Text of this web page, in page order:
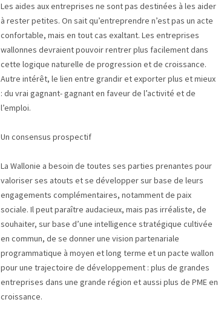
Les aides aux entreprises ne sont pas destinées à les aider
à rester petites. On sait qu’entreprendre n’est pas un acte
confortable, mais en tout cas exaltant. Les entreprises
wallonnes devraient pouvoir rentrer plus facilement dans
cette logique naturelle de progression et de croissance.
Autre intérêt, le lien entre grandir et exporter plus et mieux
: du vrai gagnant- gagnant en faveur de l’activité et de
l’emploi.
Un consensus prospectif
La Wallonie a besoin de toutes ses parties prenantes pour
valoriser ses atouts et se développer sur base de leurs
engagements complémentaires, notamment de paix
sociale. Il peut paraître audacieux, mais pas irréaliste, de
souhaiter, sur base d’une intelligence stratégique cultivée
en commun, de se donner une vision partenariale
programmatique à moyen et long terme et un pacte wallon
pour une trajectoire de développement : plus de grandes
entreprises dans une grande région et aussi plus de PME en
croissance.